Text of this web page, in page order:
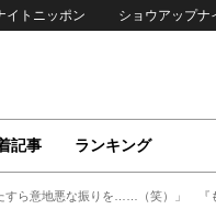
イトニッポン ショウアップナ
記事 ランキング
すら意地悪な振りを……（笑）」 『